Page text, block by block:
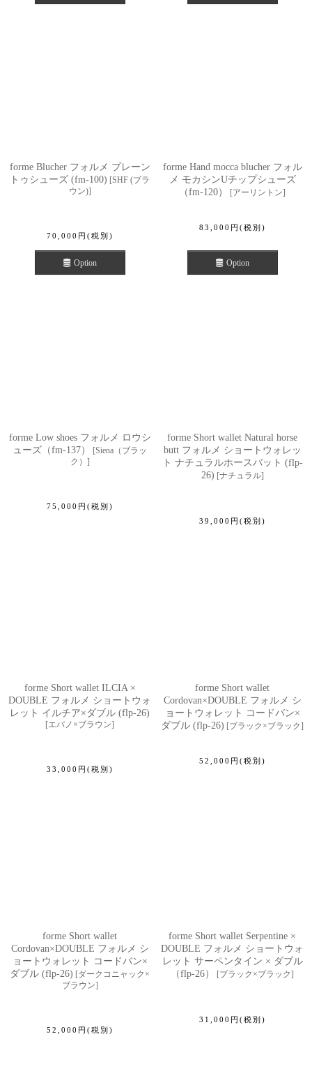
forme Blucher フォルメ プレーン
トゥシューズ (fm-100) [SHF (ブラ
ウン)]
70,000 円 (税別)
Option
forme Hand mocca blucher フォル
メ モカシンUチップシューズ
（fm-120）
[アーリントン]
83,000 円 (税別)
Option
forme Low shoes フォルメ ロウシ
ューズ（fm-137）
[Siena（ブラッ
ク） ]
75,000 円 (税別)
forme Short wallet Natural horse
butt フォルメ ショートウォレッ
ト ナチュラルホースバット (flp-
26) [ナチュラル]
39,000 円 (税別)
forme Short wallet ILCIA ×
DOUBLE フォルメ ショートウォ
レット イルチア×ダブル (flp-26)
[エバノ×ブラウン]
33,000 円 (税別)
forme Short wallet
Cordovan×DOUBLE フォルメ シ
ョートウォレット コードバン×
ダブル (flp-26) [ブラック×ブラック]
52,000 円 (税別)
forme Short wallet
Cordovan×DOUBLE フォルメ シ
ョートウォレット コードバン×
ダブル (flp-26) [ダークコニャック×
ブラウン]
52,000 円 (税別)
forme Short wallet Serpentine ×
DOUBLE フォルメ ショートウォ
レット サーペンタイン × ダブル
（flp-26）
[ブラック×ブラック]
31,000 円 (税別)